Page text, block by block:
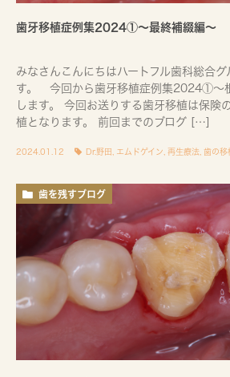
歯牙移植症例集2024①〜最終補綴編〜
みなさんこんにちはハートフル歯科総合グ
す。 今回から歯牙移植症例集2024①～
します。 今回お送りする歯牙移植は保険
植となります。 前回までのブログ […]
2024.01.12 Dr.野田 エムドゲイン 再生療法 歯の移
歯を残すブログ